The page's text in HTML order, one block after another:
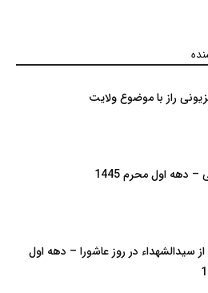
راز با موضوع ولایت
دهه اول محرم 1445
سیدالشهداء در روز عاشورا – دهه اول